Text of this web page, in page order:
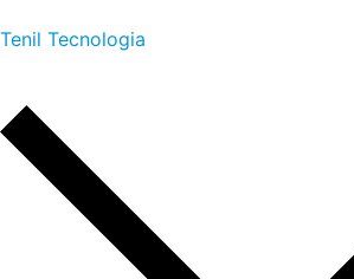
Tenil Tecnologia